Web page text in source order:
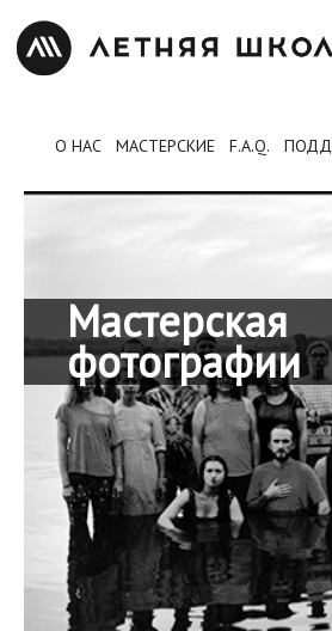
О НАС МАСТЕРСКИЕ F.A.Q.
Мастерская
фотографии